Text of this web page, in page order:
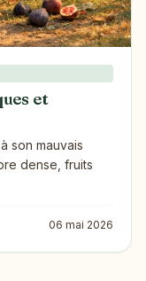
et
son mauvais
dense, fruits
06 mai 2026